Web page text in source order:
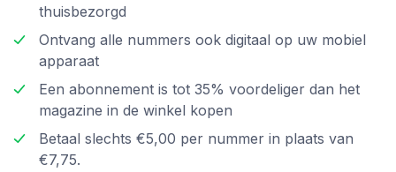
thuisbezorgd
Ontvang alle nummers ook digitaal op uw mobiel
apparaat
Een abonnement is tot 35% voordeliger dan het
magazine in de winkel kopen
Betaal slechts €5,00 per nummer in plaats van
€7,75.